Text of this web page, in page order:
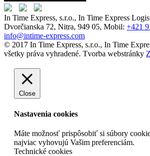
In Time Express, s.r.o., In Time Express
Dvorčianska 72, Nitra, 949 05, Mobil: +421
info@intime-express.com
© 2017 In Time Express, s.r.o., In Time
všetky práva vyhradené. Tvorba webstránky
Close
Nastavenia cookies
Máte možnosť prispôsobiť si súbory
najviac vyhovujú Vašim preferenciám.
Technické cookies